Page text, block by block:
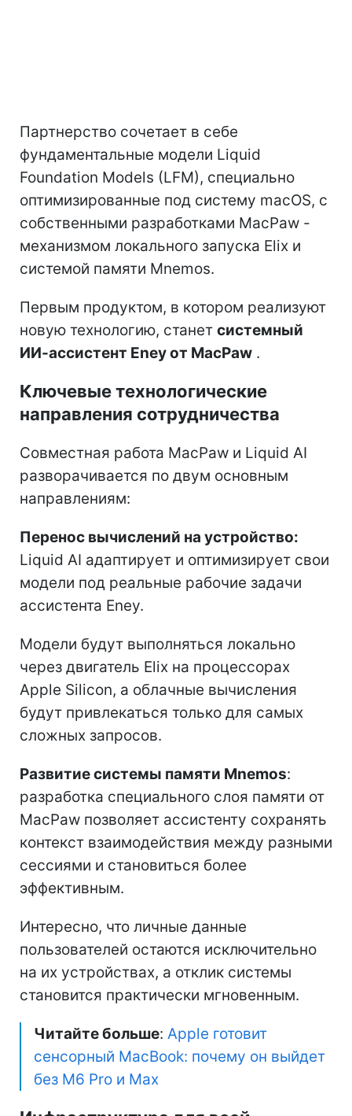
Партнерство сочетает в себе
фундаментальные модели Liquid
Foundation Models (LFM), специально
оптимизированные под систему macOS, с
собственными разработками MacPaw -
механизмом локального запуска Elix и
системой памяти Mnemos.
Первым продуктом, в котором реализуют
новую технологию, станет системный
ИИ-ассистент Eney от MacPaw .
Ключевые технологические
направления сотрудничества
Совместная работа MacPaw и Liquid AI
разворачивается по двум основным
направлениям:
Перенос вычислений на устройство:
Liquid AI адаптирует и оптимизирует свои
модели под реальные рабочие задачи
ассистента Eney.
Модели будут выполняться локально
через двигатель Elix на процессорах
Apple Silicon, а облачные вычисления
будут привлекаться только для самых
сложных запросов.
Развитие системы памяти Mnemos:
разработка специального слоя памяти от
MacPaw позволяет ассистенту сохранять
контекст взаимодействия между разными
сессиями и становиться более
эффективным.
Интересно, что личные данные
пользователей остаются исключительно
на их устройствах, а отклик системы
становится практически мгновенным.
Читайте больше: Apple готовит
сенсорный MacBook: почему он выйдет
без M6 Pro и Max